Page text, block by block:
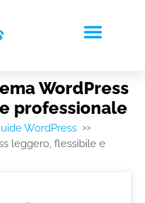
WordPress
professionale
WordPress >>
leggero, flessibile e